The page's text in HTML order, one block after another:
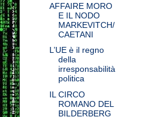
AFFAIRE MORO
E IL NODO
MARKEVITCH/
CAETANI
L’UE è il regno
della
irresponsabilità
politica
IL CIRCO
ROMANO DEL
BILDERBERG